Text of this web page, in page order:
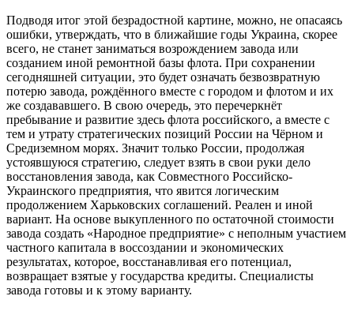
Подводя итог этой безрадостной картине, можно, не опасаясь
ошибки, утверждать, что в ближайшие годы Украина, скорее
всего, не станет заниматься возрождением завода или
созданием иной ремонтной базы флота. При сохранении
сегодняшней ситуации, это будет означать безвозвратную
потерю завода, рождённого вместе с городом и флотом и их
же создававшего. В свою очередь, это перечеркнёт
пребывание и развитие здесь флота российского, а вместе с
тем и утрату стратегических позиций России на Чёрном и
Средиземном морях. Значит только России, продолжая
устоявшуюся стратегию, следует взять в свои руки дело
восстановления завода, как Совместного Российско-
Украинского предприятия, что явится логическим
продолжением Харьковских соглашений. Реален и иной
вариант. На основе выкупленного по остаточной стоимости
завода создать «Народное предприятие» с неполным участием
частного капитала в воссоздании и экономических
результатах, которое, восстанавливая его потенциал,
возвращает взятые у государства кредиты. Специалисты
завода готовы и к этому варианту.